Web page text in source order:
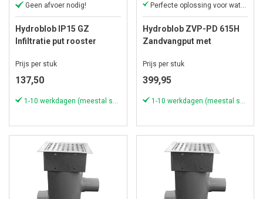
Geen afvoer nodig!
Hydroblob IP15 GZ
Infiltratie put rooster
Prijs per stuk
137,50
Perfecte oplossing voor wateroverlast!
Hydroblob ZVP-PD 615H
Zandvangput met
en uitlaat Ø 100mm
Prijs per stuk
399,95